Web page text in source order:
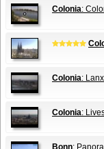
Colonia:
Colonia:
Colonia:
Bonn: